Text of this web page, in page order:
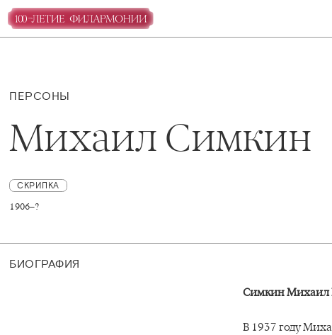
ПЕРСОНЫ
Михаил Симкин
СКРИПКА
1906–?
БИОГРАФИЯ
Симкин Михаил
В 1937 году